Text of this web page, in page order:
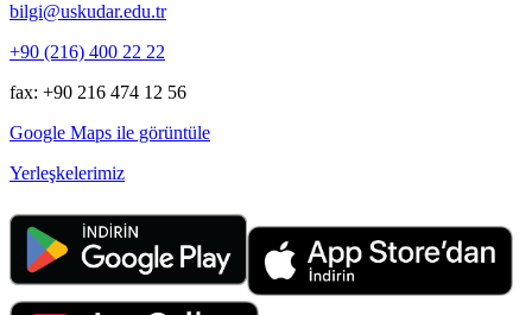
bilgi@uskudar.edu.tr
+90 (216) 400 22 22
fax: +90 216 474 12 56
Google Maps ile görüntüle
Yerleşkelerimiz